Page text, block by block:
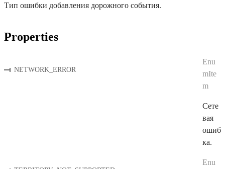
Тип ошибки добавления дорожного события.
Properties
NETWORK_ERROR
Enu
mIte
m
Сете
вая
ошиб
ка.
Enu